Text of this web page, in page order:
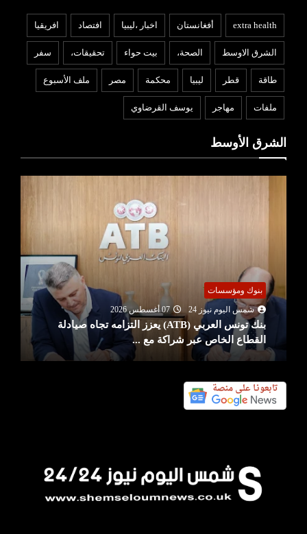
extra health أفغانستان اخبار ،ليبيا افتصاد افريقيا
الشرق الاوسط الصحة، بيت حواء تحقيقات، سفر
طاقة قطر ليبيا محكمة مصر ملف الأسبوع
ملفات مهاجر يوسف القرضاوي
الشرق الأوسط
بنوك ومؤسسات
شمس اليوم نيوز 24
07 أغسطس 2026
بنك تونس العربي (ATB) يعزز التزامه تجاه صيادلة
القطاع الخاص عبر شراكة مع ...